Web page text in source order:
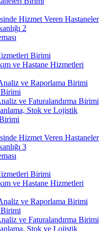
Hizmet Veren Hastaneler
2
Birimi
ve Hastane Hizmetleri
ve Raporlama Birimi
ve Faturalandırma Birimi
Stok ve Lojistik
Hizmet Veren Hastaneler
3
Birimi
ve Hastane Hizmetleri
ve Raporlama Birimi
ve Faturalandırma Birimi
Stok ve Lojistik